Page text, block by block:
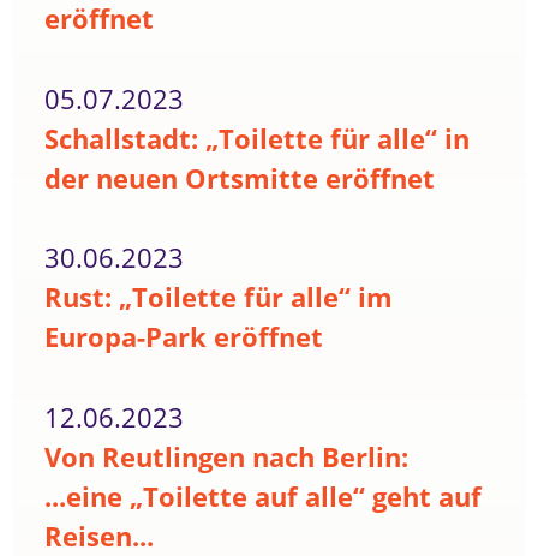
eröffnet
05.07.2023
Schallstadt: „Toilette für alle“ in
der neuen Ortsmitte eröffnet
30.06.2023
Rust: „Toilette für alle“ im
Europa-Park eröffnet
12.06.2023
Von Reutlingen nach Berlin:
...eine „Toilette auf alle“ geht auf
Reisen...